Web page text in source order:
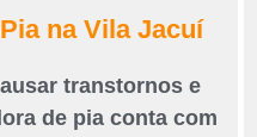
na Vila Jacuí
transtornos e
de pia conta com